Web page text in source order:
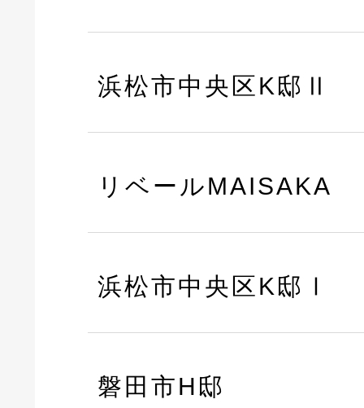
浜松市中央区K邸Ⅱ
リベールMAISAKA
浜松市中央区K邸Ⅰ
磐田市H邸